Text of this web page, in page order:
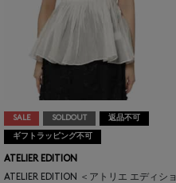
SALE SOLDOUT 返品不可
ギフトラッピング不可
ATELIER EDITION
ATELIER EDITION ＜アトリエ エディショ